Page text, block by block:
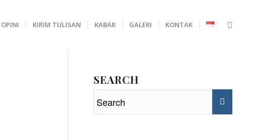
OPINI KIRIM TULISAN KABAR GALERI KONTAK
SEARCH